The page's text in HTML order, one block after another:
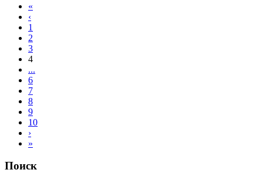
«
‹
1
2
3
4
...
6
7
8
9
10
›
»
Поиск